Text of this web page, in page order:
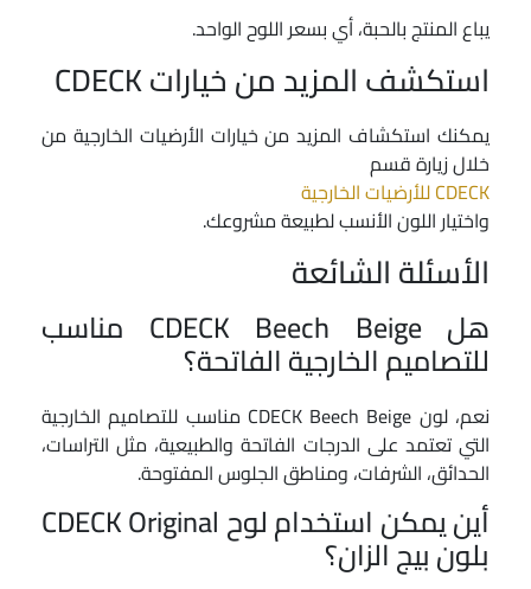
يباع المنتج بالحبة، أي بسعر اللوح الواحد.
استكشف المزيد من خيارات CDECK
يمكنك استكشاف المزيد من خيارات الأرضيات الخارجية من
خلال زيارة قسم
CDECK للأرضيات الخارجية
واختيار اللون الأنسب لطبيعة مشروعك.
الأسئلة الشائعة
هل CDECK Beech Beige مناسب
للتصاميم الخارجية الفاتحة؟
نعم، لون CDECK Beech Beige مناسب للتصاميم الخارجية
التي تعتمد على الدرجات الفاتحة والطبيعية، مثل التراسات،
الحدائق، الشرفات، ومناطق الجلوس المفتوحة.
أين يمكن استخدام لوح CDECK Original
بلون بيج الزان؟